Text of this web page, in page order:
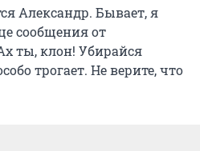
Александр. Бывает, я
сообщения от
ты, клон! Убирайся
трогает. Не верите, что